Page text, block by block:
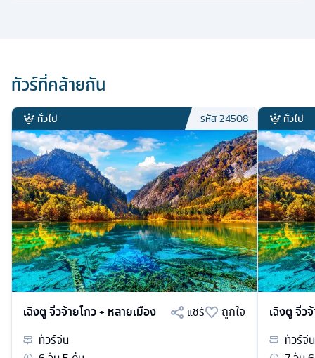
ทัวร์ที่คล้ายกัน
ทั่วไป รหัส24508
เฉิงตู จิ่วจ้ายโกว + หลายเมือง แชร์
ถูกใจ
ทัวร์จีน
ทั่วไป
เฉิงตู จิ่ว
ทัวร์จีน